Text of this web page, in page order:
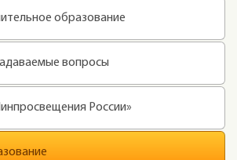
образование
вопросы
России»